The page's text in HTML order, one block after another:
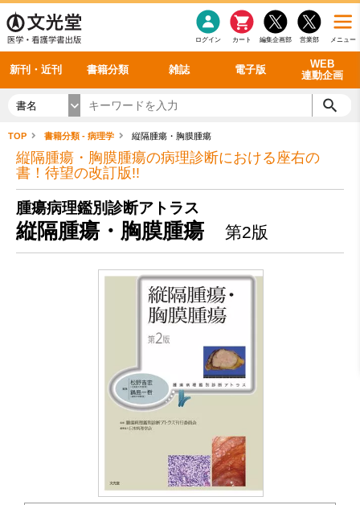
メニュー
営業部
編集企画部
カート
ログイン
新刊・近刊 書籍分類 雑誌 電子版
WEB
連動企画
感染症 老年医学
看護・介護
呼吸器
循環器
シリーズ一覧
雑誌投稿規定
理学療法
雑誌案内・年間購読 最新号 バックナンバー
電子書籍
電子雑誌
書籍「データに基づく臨床動作分析」WEB動画
書籍「眼手術学」WEB動画
書籍「神経症候学 II 改訂第二版」 WEB動画
新刊一覧
今後の発行予定
書名
TOP 書籍分類 - 病理学 縦隔腫瘍・胸膜腫瘍
縦隔腫瘍・胸膜腫瘍の病理診断における座右の
書！待望の改訂版!!
腫瘍病理鑑別診断アトラス
縦隔腫瘍・胸膜腫瘍 第2版